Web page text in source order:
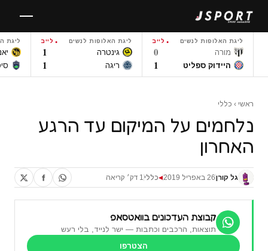
לתוכן
ליגת האלופות לנשים לייב
מורה 0
היידוק ספליט 1
ליגת האלופות לנשים לייב
גינטרה 1
ריגה 1
ליגת
ראשי › כללי
נלחמים על המיקום עד הרגע
האחרון
גל קורן26 באפריל 2019 ◀כללי 1 דק׳ קריאה
קבוצת העדכונים בוואטסאפ
תוצאות, הרכבים וכתבות — ישר לנייד, בלי רעש
הצטרפו